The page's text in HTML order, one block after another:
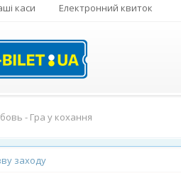
каси Електронний квиток
- Гра у кохання